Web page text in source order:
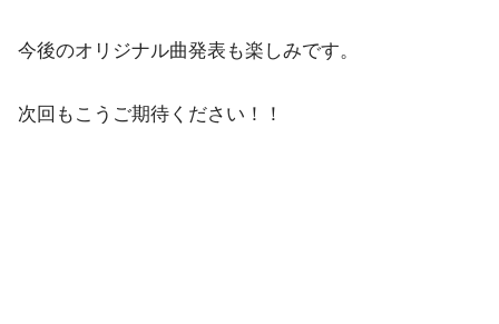
今後のオリジナル曲発表も楽しみです。
次回もこうご期待ください！！